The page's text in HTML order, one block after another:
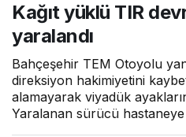
Kağıt yüklü TIR
yaralandı
Bahçeşehir TEM Otoyolu
direksiyon hakimiyetini
alamayarak viyadük
Yaralanan sürücü hastaneye